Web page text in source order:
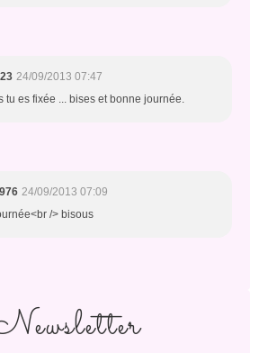
24/09/2013 07:47
tu es fixée ... bises et bonne journée.
24/09/2013 07:09
/> bisous